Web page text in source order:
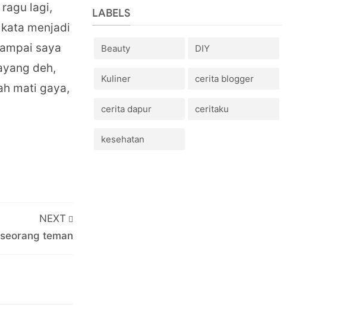
lagi,
menjadi
saya
deh,
mati gaya,
NEXT
teman
LABELS
Beauty DIY
Kuliner cerita blogger
cerita dapur ceritaku
kesehatan